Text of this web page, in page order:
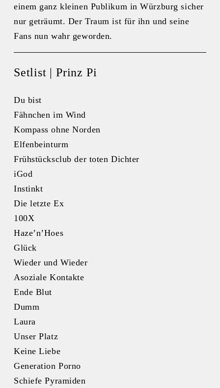
einem ganz kleinen Publikum in Würzburg sicher
nur geträumt. Der Traum ist für ihn und seine
Fans nun wahr geworden.
Setlist | Prinz Pi
Du bist
Fähnchen im Wind
Kompass ohne Norden
Elfenbeinturm
Frühstücksclub der toten Dichter
iGod
Instinkt
Die letzte Ex
100X
Haze’n’Hoes
Glück
Wieder und Wieder
Asoziale Kontakte
Ende Blut
Dumm
Laura
Unser Platz
Keine Liebe
Generation Porno
Schiefe Pyramiden